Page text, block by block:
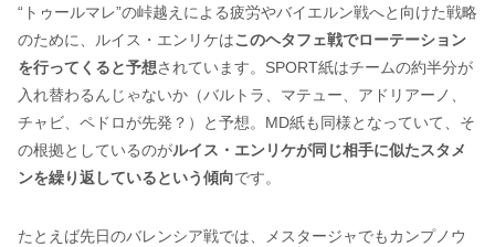
“トゥールマレ”の峠越えによる疲労やバイエルン戦へと向けた戦略
のために、ルイス・エンリケはこのヘタフェ戦でローテーション
を行ってくると予想されています。SPORT紙はチームの約半分が
入れ替わるんじゃないか（バルトラ、マテュー、アドリアーノ、
チャビ、ペドロが先発？）と予想。MD紙も同様となっていて、そ
の根拠としているのがルイス・エンリケが同じ相手に似たスタメ
ンを繰り返しているという傾向です。
たとえば先日のバレンシア戦では、メスタージャでもカンプノウ